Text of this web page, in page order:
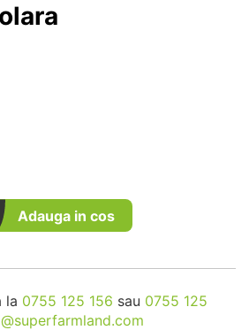
Adauga in cos
la 0755 125 156 sau 0755 125